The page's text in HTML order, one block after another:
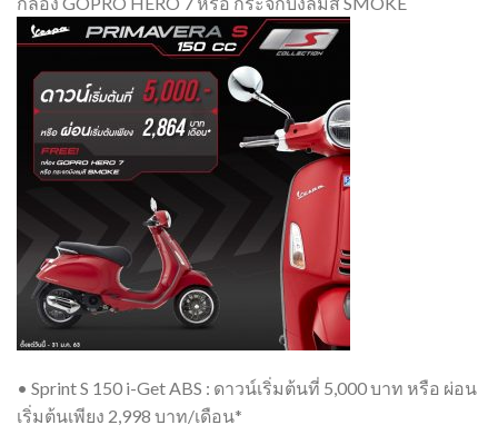
• Sprint S 150 i-Get ABS : ดาวน์เริ่มต้นที่ 5,000 บาท หรือ ผ่อน
เริ่มต้นเพียง 2,998 บาท/เดือน*